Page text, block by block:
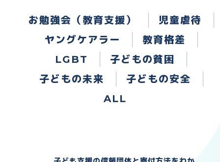
お勉強会（教育支援）
児童虐待
ヤングケアラー
教育格差
LGBT
子どもの貧困
子どもの未来
子どもの安全
ALL